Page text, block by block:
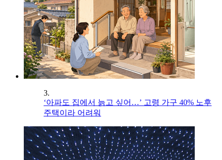
3.
‘아파도 집에서 늙고 싶어…’ 고령 가구 40% 노후
주택이라 어려워